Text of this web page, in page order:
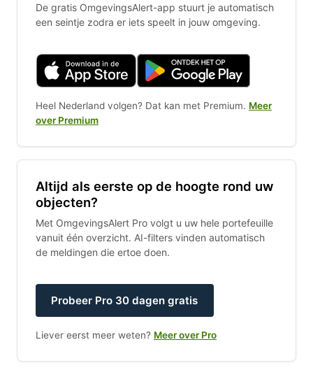
De gratis OmgevingsAlert-app stuurt je automatisch
een seintje zodra er iets speelt in jouw omgeving.
Heel Nederland volgen? Dat kan met Premium. Meer
over Premium
Altijd als eerste op de hoogte rond uw
objecten?
Met OmgevingsAlert Pro volgt u uw hele portefeuille
vanuit één overzicht. AI-filters vinden automatisch
de meldingen die ertoe doen.
Probeer Pro 30 dagen gratis
Liever eerst meer weten? Meer over Pro